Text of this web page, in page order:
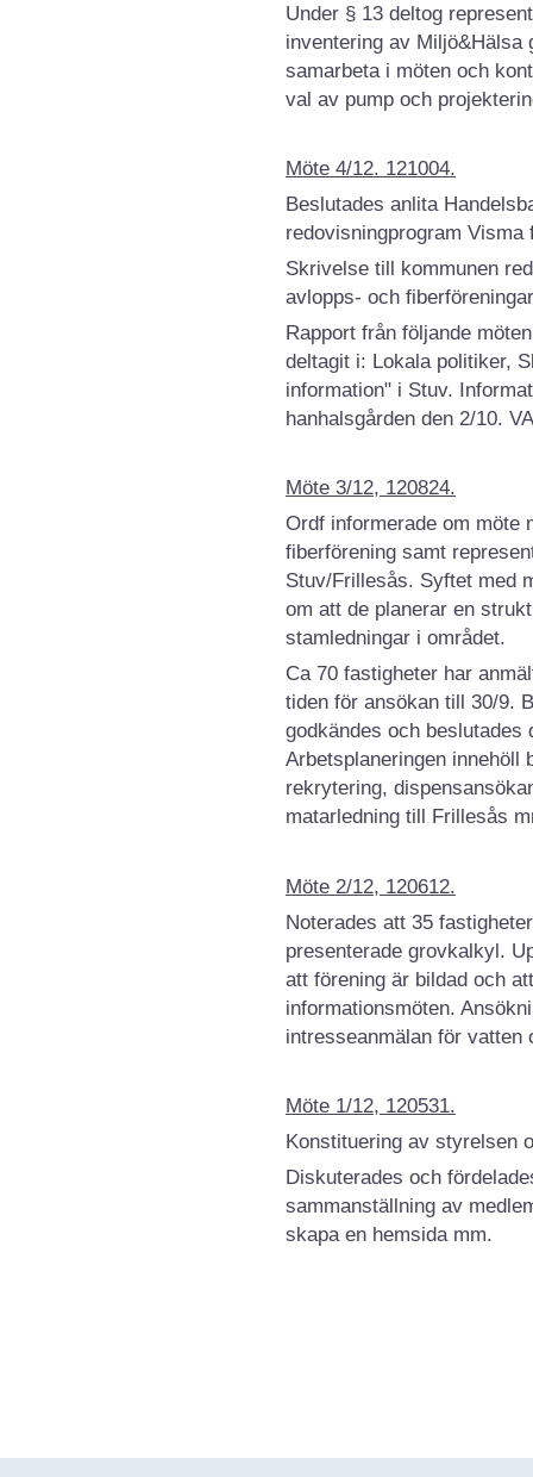
Under § 13 deltog
inventering av Miljö&Hälsa
samarbeta i möten och
val av pump och
Möte 4/12. 121004.
Beslutades anlita
redovisningprogram Visma
Skrivelse till kommunen
avlopps- och
Rapport från följande
deltagit i: Lokala politiker,
information" i Stuv.
hanhalsgården den 2/10.
Möte 3/12, 120824.
Ordf informerade om möte
fiberförening samt
Stuv/Frillesås. Syftet med
om att de planerar en
stamledningar i området.
Ca 70 fastigheter har
tiden för ansökan till 30/9.
godkändes och
Arbetsplaneringen innehöll
rekrytering,
matarledning till Frillesås
Möte 2/12, 120612.
Noterades att 35
presenterade grovkalkyl.
att förening är bildad och
informationsmöten.
intresseanmälan för vatten
Möte 1/12, 120531.
Konstituering av styrelsen
Diskuterades och
sammanställning av
skapa en hemsida mm.